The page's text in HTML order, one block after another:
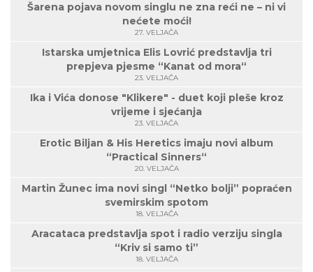
Šarena pojava novom singlu ne zna reći ne – ni vi
nećete moći!
27. VELJAČA
Istarska umjetnica Elis Lovrić predstavlja tri
prepjeva pjesme “Kanat od mora“
23. VELJAČA
Ika i Vića donose "Klikere" - duet koji pleše kroz
vrijeme i sjećanja
23. VELJAČA
Erotic Biljan & His Heretics imaju novi album
“Practical Sinners“
20. VELJAČA
Martin Žunec ima novi singl “Netko bolji” popraćen
svemirskim spotom
18. VELJAČA
Aracataca predstavlja spot i radio verziju singla
“Kriv si samo ti”
18. VELJAČA